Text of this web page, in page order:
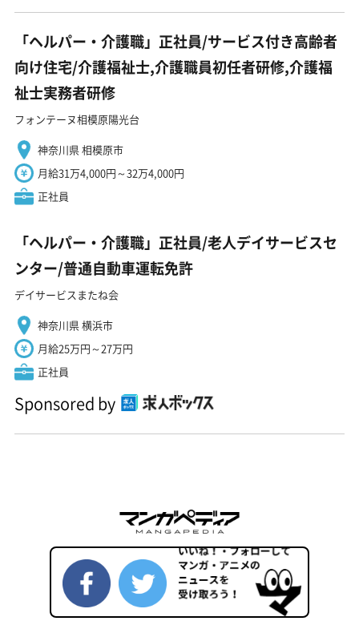
「ヘルパー・介護職」正社員/サービス付き高齢者
向け住宅/介護福祉士,介護職員初任者研修,介護福
祉士実務者研修
フォンテーヌ相模原陽光台
神奈川県 相模原市
月給31万4,000円～32万4,000円
正社員
「ヘルパー・介護職」正社員/老人デイサービスセ
ンター/普通自動車運転免許
デイサービスまたね会
神奈川県 横浜市
月給25万円～27万円
正社員
Sponsored by